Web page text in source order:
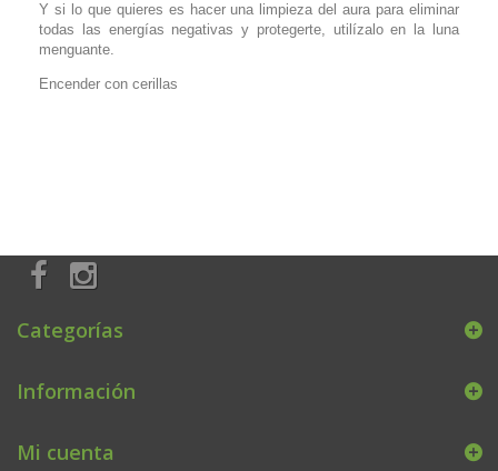
Y si lo que quieres es hacer una limpieza del aura para eliminar
todas las energías negativas y protegerte, utilízalo en la luna
menguante.
Encender con cerillas
Categorías
Información
Mi cuenta